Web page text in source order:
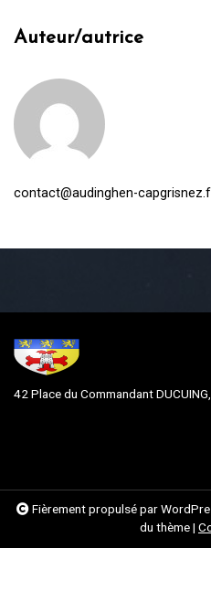
Auteur/autrice
contact@audinghen-
42 Place du Commandant
Fièrement propulsé par
du thème|